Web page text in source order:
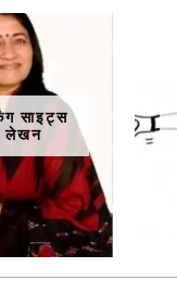
साइट्स
लेखन